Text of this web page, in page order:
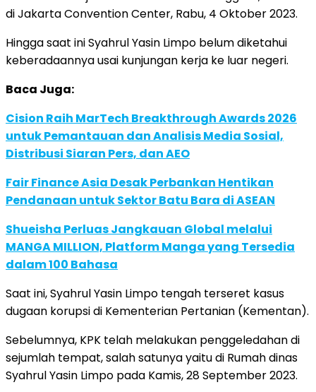
di Jakarta Convention Center, Rabu, 4 Oktober 2023.
Hingga saat ini Syahrul Yasin Limpo belum diketahui
keberadaannya usai kunjungan kerja ke luar negeri.
Baca Juga:
Cision Raih MarTech Breakthrough Awards 2026
untuk Pemantauan dan Analisis Media Sosial,
Distribusi Siaran Pers, dan AEO
Fair Finance Asia Desak Perbankan Hentikan
Pendanaan untuk Sektor Batu Bara di ASEAN
Shueisha Perluas Jangkauan Global melalui
MANGA MILLION, Platform Manga yang Tersedia
dalam 100 Bahasa
Saat ini, Syahrul Yasin Limpo tengah terseret kasus
dugaan korupsi di Kementerian Pertanian (Kementan).
Sebelumnya, KPK telah melakukan penggeledahan di
sejumlah tempat, salah satunya yaitu di Rumah dinas
Syahrul Yasin Limpo pada Kamis, 28 September 2023.